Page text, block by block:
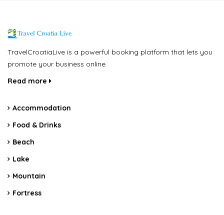
TravelCroatiaLive is a powerful booking platform that lets you
promote your business online.
Read more
Accommodation
Food & Drinks
Beach
Lake
Mountain
Fortress